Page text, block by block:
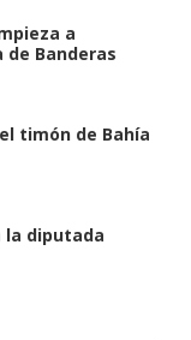
a
de Banderas
timón de Bahía
la diputada